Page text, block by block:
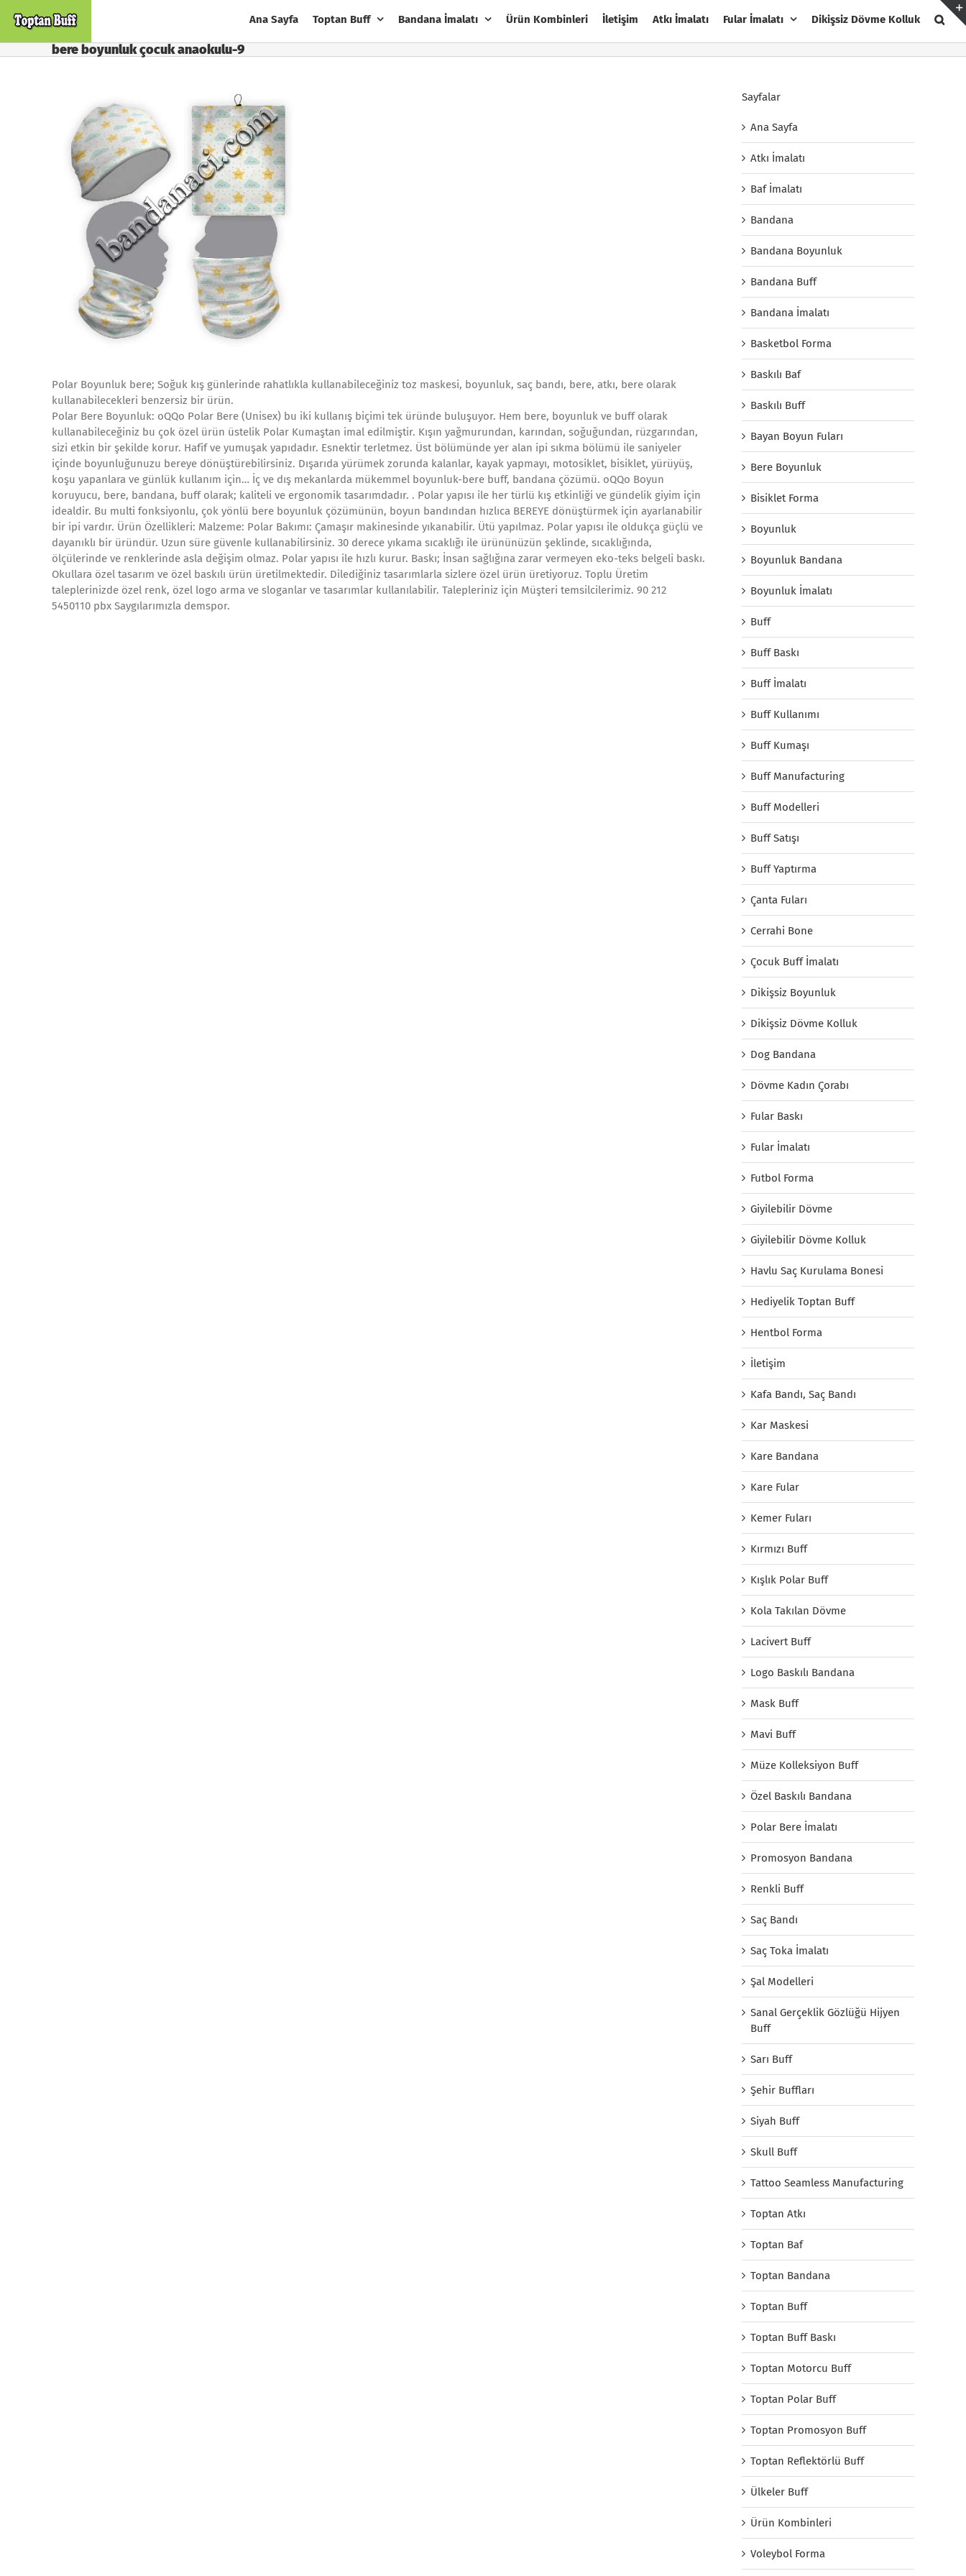
Ana Sayfa Toptan Buff Bandana İmalatı Ürün Kombinleri İletişim Atkı İmalatı Fular İmalatı Dikişsiz Dövme Kolluk
bere boyunluk çocuk anaokulu-9
Polar Boyunluk bere; Soğuk kış günlerinde rahatlıkla kullanabileceğiniz toz maskesi, boyunluk, saç bandı, bere, atkı, bere olarak
kullanabilecekleri benzersiz bir ürün.
Polar Bere Boyunluk: oQQo Polar Bere (Unisex) bu iki kullanış biçimi tek üründe buluşuyor. Hem bere, boyunluk ve buff olarak
kullanabileceğiniz bu çok özel ürün üstelik Polar Kumaştan imal edilmiştir. Kışın yağmurundan, karından, soğuğundan, rüzgarından,
sizi etkin bir şekilde korur. Hafif ve yumuşak yapıdadır. Esnektir terletmez. Üst bölümünde yer alan ipi sıkma bölümü ile saniyeler
içinde boyunluğunuzu bereye dönüştürebilirsiniz. Dışarıda yürümek zorunda kalanlar, kayak yapmayı, motosiklet, bisiklet, yürüyüş,
koşu yapanlara ve günlük kullanım için… İç ve dış mekanlarda mükemmel boyunluk-bere buff, bandana çözümü. oQQo Boyun
koruyucu, bere, bandana, buff olarak; kaliteli ve ergonomik tasarımdadır. . Polar yapısı ile her türlü kış etkinliği ve gündelik giyim için
idealdir. Bu multi fonksiyonlu, çok yönlü bere boyunluk çözümünün, boyun bandından hızlıca BEREYE dönüştürmek için ayarlanabilir
bir ipi vardır. Ürün Özellikleri: Malzeme: Polar Bakımı: Çamaşır makinesinde yıkanabilir. Ütü yapılmaz. Polar yapısı ile oldukça güçlü ve
dayanıklı bir üründür. Uzun süre güvenle kullanabilirsiniz. 30 derece yıkama sıcaklığı ile ürününüzün şeklinde, sıcaklığında,
ölçülerinde ve renklerinde asla değişim olmaz. Polar yapısı ile hızlı kurur. Baskı; İnsan sağlığına zarar vermeyen eko-teks belgeli baskı.
Okullara özel tasarım ve özel baskılı ürün üretilmektedir. Dilediğiniz tasarımlarla sizlere özel ürün üretiyoruz. Toplu Üretim
taleplerinizde özel renk, özel logo arma ve sloganlar ve tasarımlar kullanılabilir. Talepleriniz için Müşteri temsilcilerimiz. 90 212
5450110 pbx Saygılarımızla demspor.
Sayfalar
Ana Sayfa
Atkı İmalatı
Baf İmalatı
Bandana
Bandana Boyunluk
Bandana Buff
Bandana İmalatı
Basketbol Forma
Baskılı Baf
Baskılı Buff
Bayan Boyun Fuları
Bere Boyunluk
Bisiklet Forma
Boyunluk
Boyunluk Bandana
Boyunluk İmalatı
Buff
Buff Baskı
Buff İmalatı
Buff Kullanımı
Buff Kumaşı
Buff Manufacturing
Buff Modelleri
Buff Satışı
Buff Yaptırma
Çanta Fuları
Cerrahi Bone
Çocuk Buff İmalatı
Dikişsiz Boyunluk
Dikişsiz Dövme Kolluk
Dog Bandana
Dövme Kadın Çorabı
Fular Baskı
Fular İmalatı
Futbol Forma
Giyilebilir Dövme
Giyilebilir Dövme Kolluk
Havlu Saç Kurulama Bonesi
Hediyelik Toptan Buff
Hentbol Forma
İletişim
Kafa Bandı, Saç Bandı
Kar Maskesi
Kare Bandana
Kare Fular
Kemer Fuları
Kırmızı Buff
Kışlık Polar Buff
Kola Takılan Dövme
Lacivert Buff
Logo Baskılı Bandana
Mask Buff
Mavi Buff
Müze Kolleksiyon Buff
Özel Baskılı Bandana
Polar Bere İmalatı
Promosyon Bandana
Renkli Buff
Saç Bandı
Saç Toka İmalatı
Şal Modelleri
Sanal Gerçeklik Gözlüğü Hijyen
Buff
Sarı Buff
Şehir Buffları
Siyah Buff
Skull Buff
Tattoo Seamless Manufacturing
Toptan Atkı
Toptan Baf
Toptan Bandana
Toptan Buff
Toptan Buff Baskı
Toptan Motorcu Buff
Toptan Polar Buff
Toptan Promosyon Buff
Toptan Reflektörlü Buff
Ülkeler Buff
Ürün Kombinleri
Voleybol Forma